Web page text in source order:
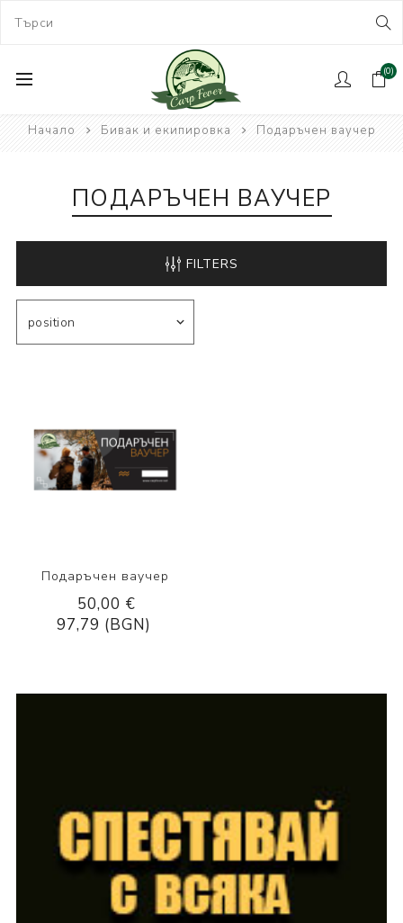
(0)
Начало Бивак и екипировка Подаръчен ваучер
ПОДАРЪЧЕН ВАУЧЕР
FILTERS
Подаръчен ваучер
50,00 €
97,79 (BGN)